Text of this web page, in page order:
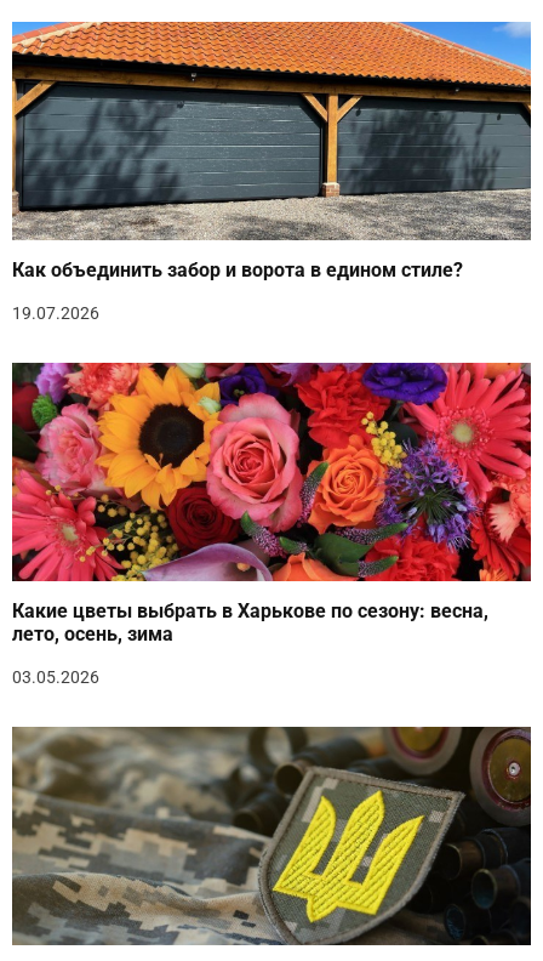
Как объединить забор и ворота в едином стиле?
19.07.2026
Какие цветы выбрать в Харькове по сезону: весна,
лето, осень, зима
03.05.2026